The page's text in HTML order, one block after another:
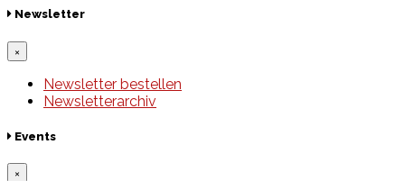
Newsletter
×
Newsletter bestellen
Newsletterarchiv
Events
×